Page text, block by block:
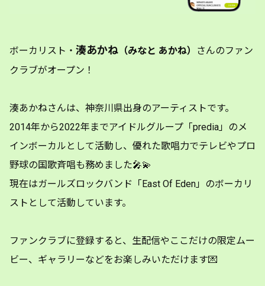
ボーカリスト・ 湊あかね （みなと あかね）
さんのファン
クラブがオープン！
湊あかねさんは、神奈川県出身のアーティストです。
2014年から2022年までアイドルグループ「predia」のメ
インボーカルとして活動し、優れた歌唱力でテレビやプロ
野球の国歌斉唱も務めました🎤💫
現在はガールズロックバンド「East Of Eden」のボーカリ
ストとして活動しています。
ファンクラブに登録すると、生配信やここだけの限定ムー
ビー、ギャラリーなどをお楽しみいただけます💌